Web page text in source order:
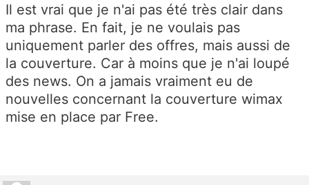
Il est vrai que je n'ai pas été très clair dans
ma phrase. En fait, je ne voulais pas
uniquement parler des offres, mais aussi de
la couverture. Car à moins que je n'ai loupé
des news. On a jamais vraiment eu de
nouvelles concernant la couverture wimax
mise en place par Free.